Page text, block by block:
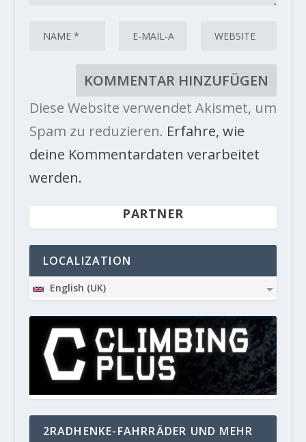
Diese Website verwendet Akismet, um
Spam zu reduzieren. Erfahre, wie
deine Kommentardaten verarbeitet
werden.
PARTNER
LOCALIZATION
English (UK)
2RADHENKE-FAHRRÄDER UND MEHR